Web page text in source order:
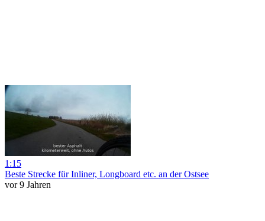
1:15
Beste Strecke für Inliner, Longboard etc. an der Ostsee
vor 9 Jahren